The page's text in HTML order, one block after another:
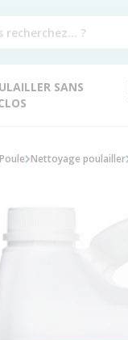
SANS
Nettoyage poulailler